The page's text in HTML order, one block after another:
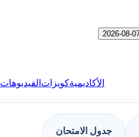
الأكاديميةكويزات الفيديوهات
جدول الامتحان